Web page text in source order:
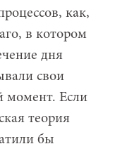
как,
в котором
дня
свои
момент. Если
теория
бы